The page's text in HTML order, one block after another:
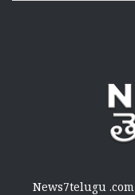
News7telugu